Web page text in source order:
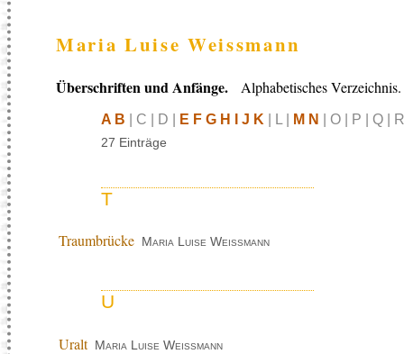
Maria Luise Weissmann
Überschriften und Anfänge. Alphabetisches Verzeichnis.
A B | C | D | E F G H I J K | L | M N | O | P | Q |
27 Einträge
T
Traumbrücke Maria Luise Weissmann
U
Uralt Maria Luise Weissmann